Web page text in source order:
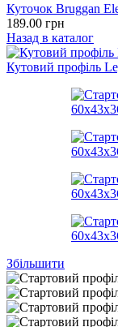
Куточок Bruggan
189.00 грн
Назад в каталог
Кутовий профіль
Збільшити